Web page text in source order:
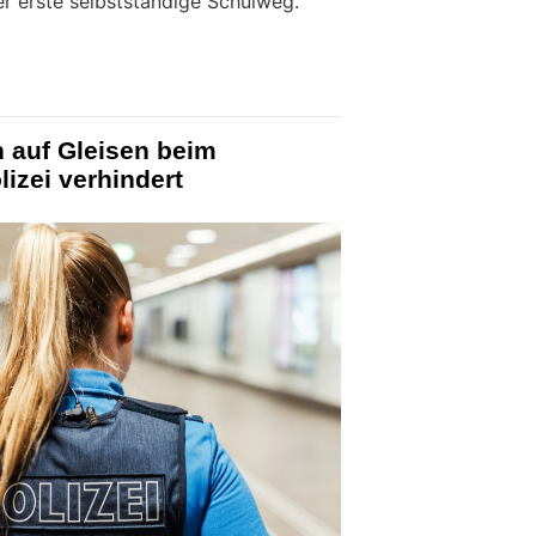
auf Gleisen beim
verhindert